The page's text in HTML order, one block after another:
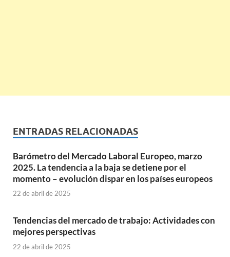
ENTRADAS RELACIONADAS
Barómetro del Mercado Laboral Europeo, marzo
2025. La tendencia a la baja se detiene por el
momento – evolución dispar en los países europeos
22 de abril de 2025
Tendencias del mercado de trabajo: Actividades con
mejores perspectivas
22 de abril de 2025